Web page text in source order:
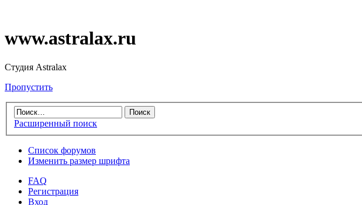
www.astralax.ru
Студия Astralax
Пропустить
Расширенный поиск
Список форумов
Изменить размер шрифта
FAQ
Регистрация
Вход